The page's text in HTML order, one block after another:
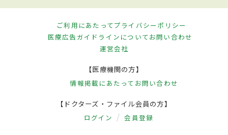
ご利用にあたってプライバシーポリシー
医療広告ガイドラインについてお問い合わせ
運営会社
【医療機関の方】
情報掲載にあたって お問い合わせ
【ドクターズ・ファイル会員の方】
ログイン 会員登録